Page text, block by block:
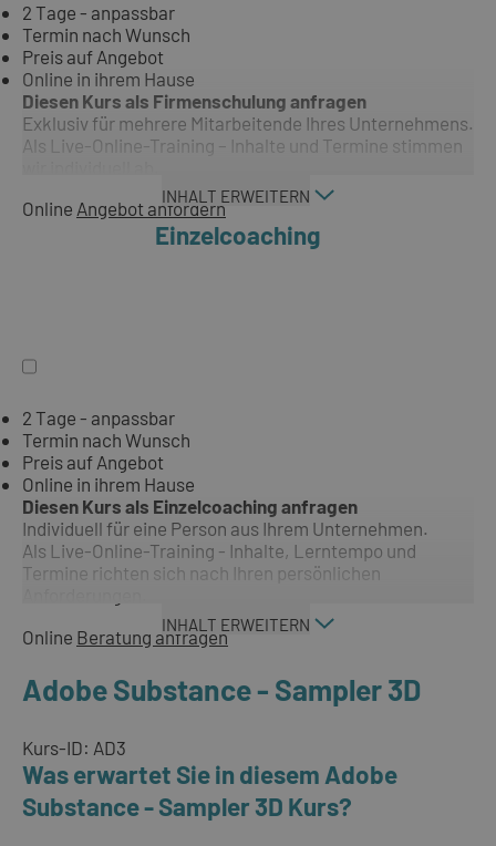
2 Tage - anpassbar
Termin nach Wunsch
Preis auf Angebot
Online in ihrem Hause
Diesen Kurs als Firmenschulung anfragen
Exklusiv für mehrere Mitarbeitende Ihres Unternehmens.
Als Live-Online-Training – Inhalte und Termine stimmen
INHALT ERWEITERN
Online Angebot anfordern
Einzelcoaching
2 Tage - anpassbar
Termin nach Wunsch
Preis auf Angebot
Online in ihrem Hause
Diesen Kurs als Einzelcoaching anfragen
Individuell für eine Person aus Ihrem Unternehmen.
Als Live-Online-Training - Inhalte, Lerntempo und
Termine richten sich nach Ihren persönlichen
INHALT ERWEITERN
Online Beratung anfragen
Adobe Substance - Sampler 3D
Kurs-ID: AD3
Was erwartet Sie in diesem Adobe
Substance - Sampler 3D Kurs?